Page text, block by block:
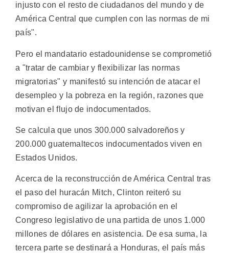
injusto con el resto de ciudadanos del mundo y de
América Central que cumplen con las normas de mi
país".
Pero el mandatario estadounidense se comprometió
a "tratar de cambiar y flexibilizar las normas
migratorias" y manifestó su intención de atacar el
desempleo y la pobreza en la región, razones que
motivan el flujo de indocumentados.
Se calcula que unos 300.000 salvadoreños y
200.000 guatemaltecos indocumentados viven en
Estados Unidos.
Acerca de la reconstrucción de América Central tras
el paso del huracán Mitch, Clinton reiteró su
compromiso de agilizar la aprobación en el
Congreso legislativo de una partida de unos 1.000
millones de dólares en asistencia. De esa suma, la
tercera parte se destinará a Honduras, el país más